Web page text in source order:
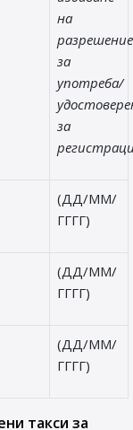
на
за
употреба/
за
(ДД/ММ/
ГГГГ)
(ДД/ММ/
ГГГГ)
(ДД/ММ/
ГГГГ)
такси за